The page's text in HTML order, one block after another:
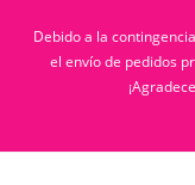
Debido a la
el envío de pedidos